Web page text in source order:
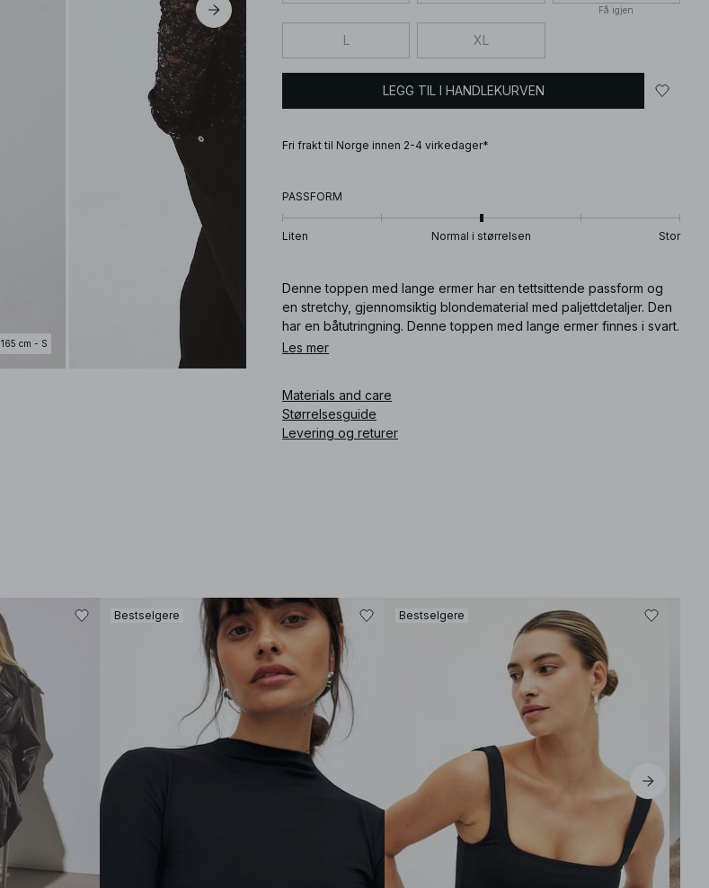
165 cm - S
Få igjen
L XL
LEGG TIL I HANDLEKURVEN
Fri frakt til Norge innen 2-4 virkedager*
PASSFORM
Liten Normal i størrelsen Stor
Denne toppen med lange ermer har en tettsittende passform og
en stretchy, gjennomsiktig blondematerial med paljettdetaljer. Den
har en båtutringning. Denne toppen med lange ermer finnes i svart.
Les mer
Materials and care
Størrelsesguide
Levering og returer
Bestselgere Bestselgere